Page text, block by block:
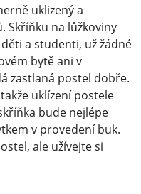
uklizený a
Skříňku na lůžkoviny
a studenti, už žádné
bytě ani v
zastlaná postel dobře.
uklízení postele
bude nejlépe
v provedení buk.
ale užívejte si